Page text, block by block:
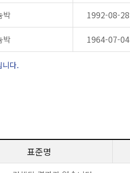
박 1992-08-28
박 1964-07-04
니다.
표준명